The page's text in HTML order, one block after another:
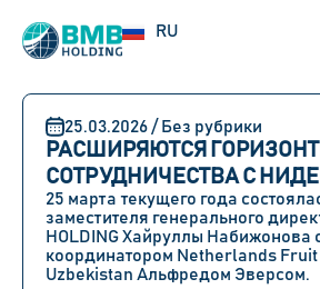
RU
EN
25.03.2026 / Без рубрики
РАСШИРЯЮТСЯ
СОТРУДНИЧЕСТВА С
25 марта текущего года
заместителя генерального
HOLDING Хайруллы Набижонова
координатором Netherlands
Uzbekistan Альфредом Эверсом.